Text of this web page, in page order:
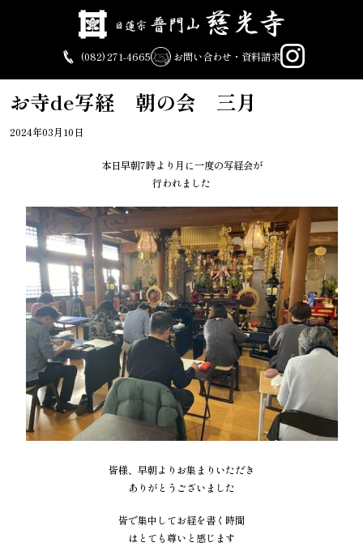
(082) 271-4665
お問い合わせ・資料請求
お寺de写経 朝の会 三月
2024年03月10日
本日早朝7時より月に一度の写経会が
行われました
皆様、早朝よりお集まりいただき
ありがとうございました
皆で集中してお経を書く時間
はとても尊いと感じます